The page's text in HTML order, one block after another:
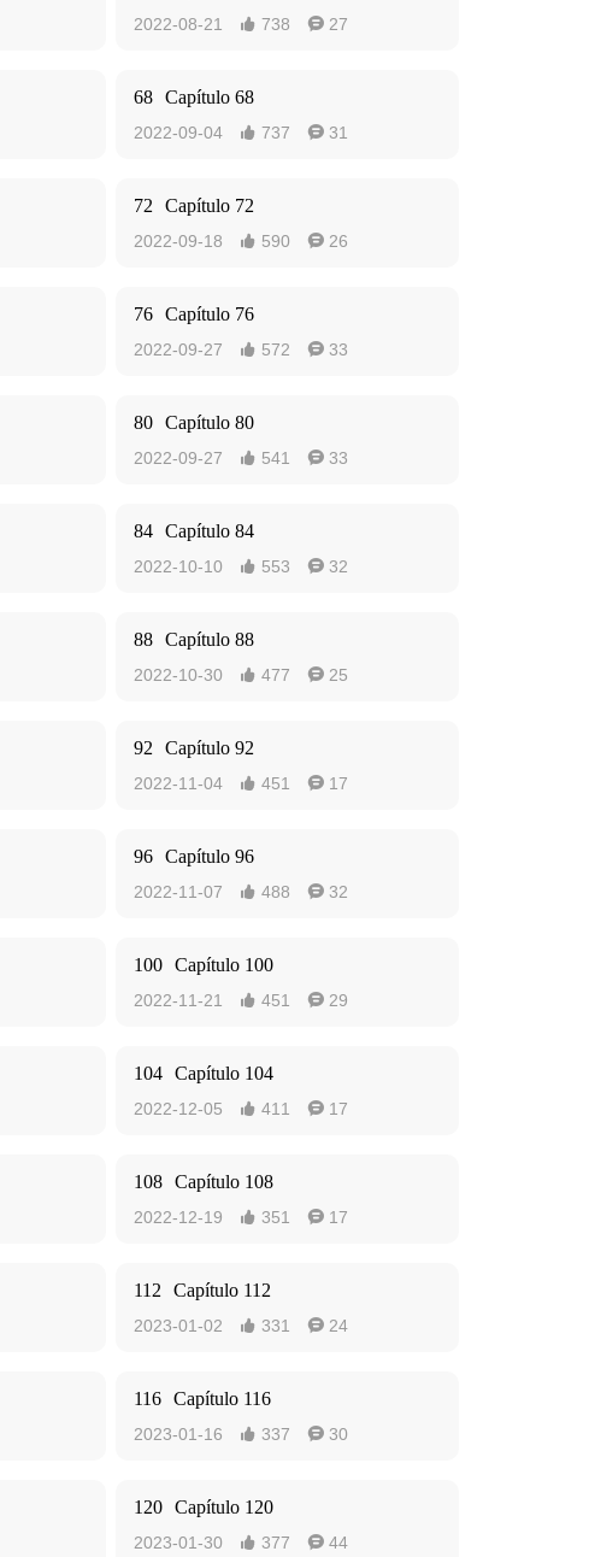
2022-08-21  738  27
68 Capítulo 68
2022-09-04  737  31
72 Capítulo 72
2022-09-18  590  26
76 Capítulo 76
2022-09-27  572  33
80 Capítulo 80
2022-09-27  541  33
84 Capítulo 84
2022-10-10  553  32
88 Capítulo 88
2022-10-30  477  25
92 Capítulo 92
2022-11-04  451  17
96 Capítulo 96
2022-11-07  488  32
100 Capítulo 100
2022-11-21  451  29
104 Capítulo 104
2022-12-05  411  17
108 Capítulo 108
2022-12-19  351  17
112 Capítulo 112
2023-01-02  331  24
116 Capítulo 116
2023-01-16  337  30
120 Capítulo 120
2023-01-30  377  44